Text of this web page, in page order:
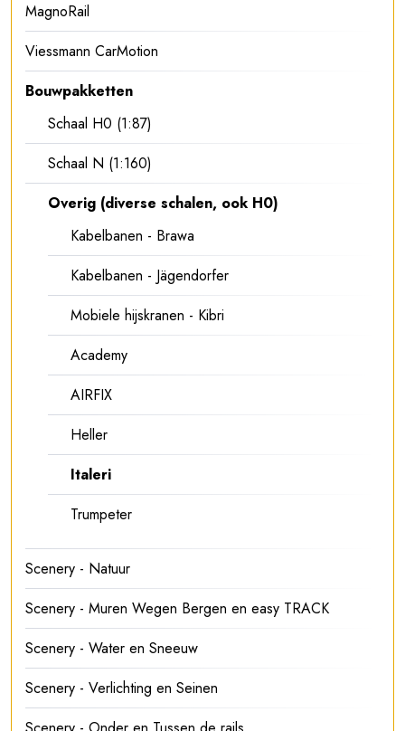
MagnoRail
Viessmann CarMotion
Bouwpakketten
Schaal H0 (1:87)
Schaal N (1:160)
Overig (diverse schalen, ook H0)
Kabelbanen - Brawa
Kabelbanen - Jägendorfer
Mobiele hijskranen - Kibri
Academy
AIRFIX
Heller
Italeri
Trumpeter
Scenery - Natuur
Scenery - Muren Wegen Bergen en easy TRACK
Scenery - Water en Sneeuw
Scenery - Verlichting en Seinen